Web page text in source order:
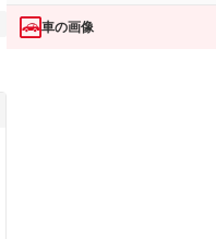
車の画像